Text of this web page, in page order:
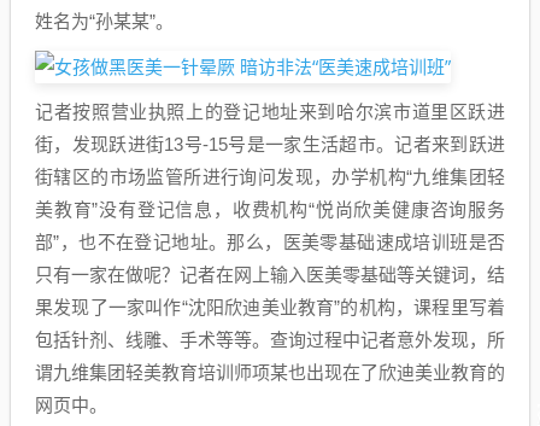
姓名为“孙某某”。
记者按照营业执照上的登记地址来到哈尔滨市道里区跃进
街，发现跃进街13号-15号是一家生活超市。记者来到跃进
街辖区的市场监管所进行询问发现，办学机构“九维集团轻
美教育”没有登记信息，收费机构“悦尚欣美健康咨询服务
部”，也不在登记地址。那么，医美零基础速成培训班是否
只有一家在做呢？记者在网上输入医美零基础等关键词，结
果发现了一家叫作“沈阳欣迪美业教育”的机构，课程里写着
包括针剂、线雕、手术等等。查询过程中记者意外发现，所
谓九维集团轻美教育培训师项某也出现在了欣迪美业教育的
网页中。